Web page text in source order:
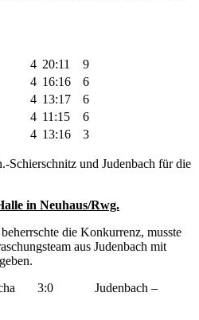
4 20:11
9
4 16:16
6
4 13:17
6
4 11:15
6
4 13:16 3
Schierschnitz und Judenbach für die
in Neuhaus/Rwg.
die Konkurrenz, musste
aus Judenbach mit
3:0 Judenbach –